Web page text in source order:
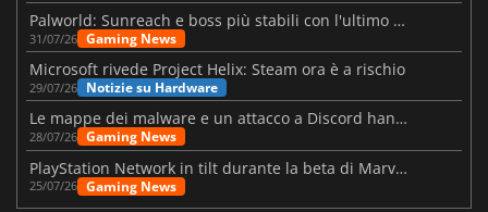
Palworld: Sunreach e boss più stabili con l'ultimo update
31/07/26 Gaming News
Microsoft rivede Project Helix: Steam ora è a rischio
29/07/26 Notizie su Hardware
Le mappe dei malware e un attacco a Discord hanno colpito Meccha Chameleon
28/07/26 Gaming News
PlayStation Network in tilt durante la beta di Marvel Tōkon
25/07/26 Gaming News